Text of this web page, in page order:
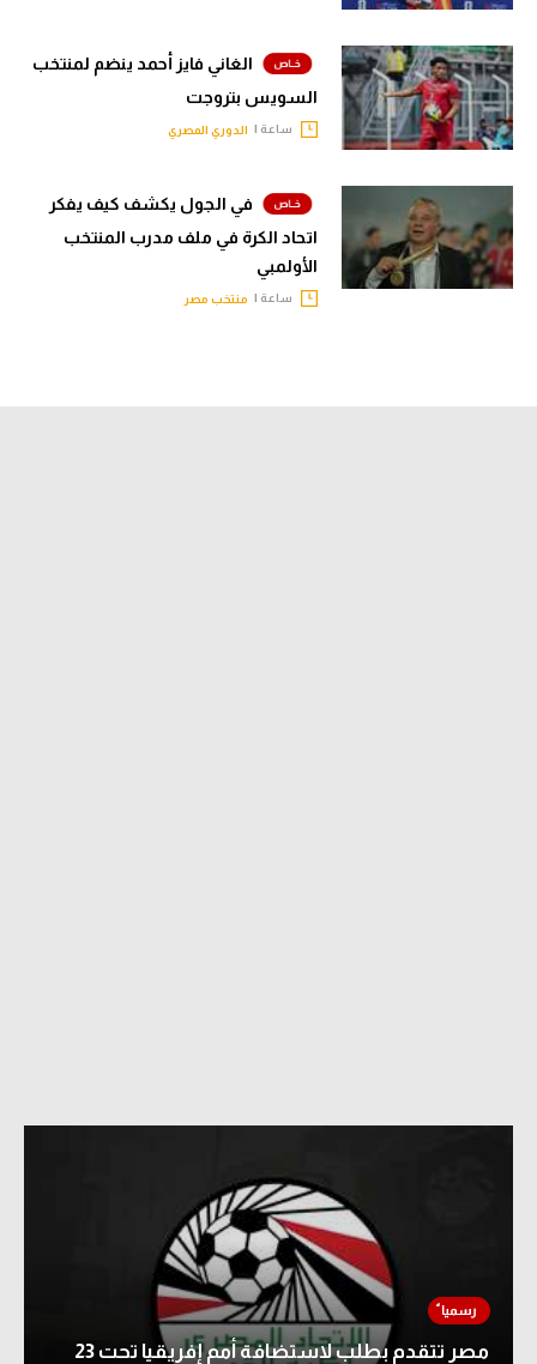
الغاني فايز أحمد ينضم لمنتخب
السويس بتروجت
ساعة | الدوري المصري
في الجول يكشف كيف يفكر
اتحاد الكرة في ملف مدرب المنتخب
الأولمبي
ساعة | منتخب مصر
مصر تتقدم بطلب لاستضافة أمم إفريقيا تحت 23